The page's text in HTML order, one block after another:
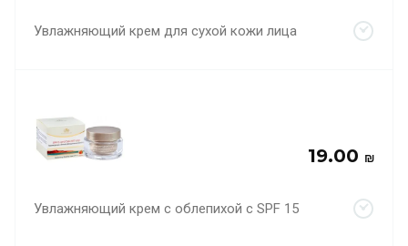
Увлажняющий крем для сухой кожи лица
19.00 ₪
Увлажняющий крем с облепихой с SPF 15